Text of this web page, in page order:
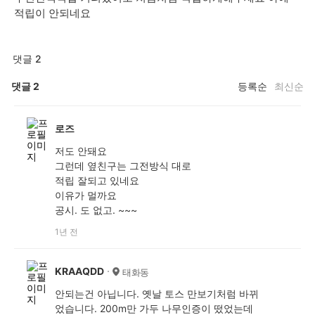
적립이 안되네요
댓글 2
댓글2 등록순 최신순
로즈
저도 안돼요
그런데 옆친구는 그전방식 대로
적립 잘되고 있네요
이유가 멀까요
공시. 도 없고. ~~~
1년 전
KRAAQDD 태화동
안되는건 아닙니다. 옛날 토스 만보기처럼 바뀌
었습니다. 200m만 가두 나무인증이 떴었는데